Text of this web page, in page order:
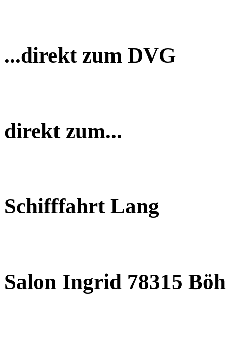
...direkt zum DVG
direkt zum...
Schifffahrt Lang
Salon Ingrid 78315